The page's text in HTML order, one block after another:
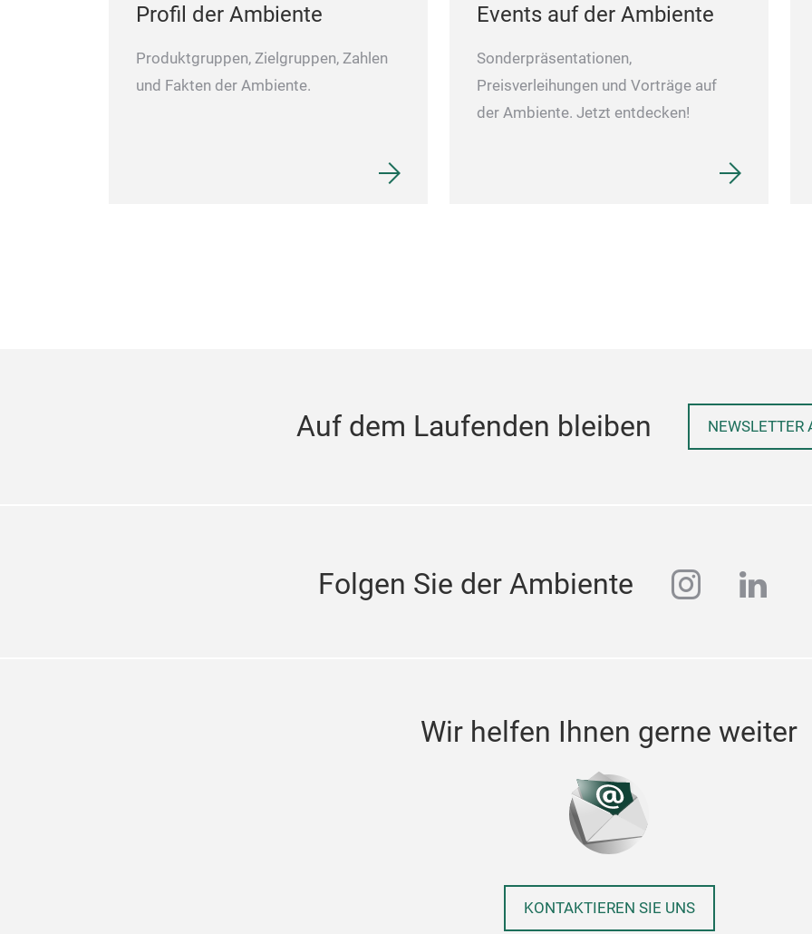
Profil der Ambiente
Produktgruppen, Zielgruppen, Zahlen
und Fakten der Ambiente.
Events auf der Ambiente
Sonderpräsentationen,
Preisverleihungen und Vorträge auf
der Ambiente. Jetzt entdecken!
Auf dem Laufenden bleiben NEWSLETTER
Folgen Sie der Ambiente
Wir helfen Ihnen gerne weiter
KONTAKTIEREN SIE UNS